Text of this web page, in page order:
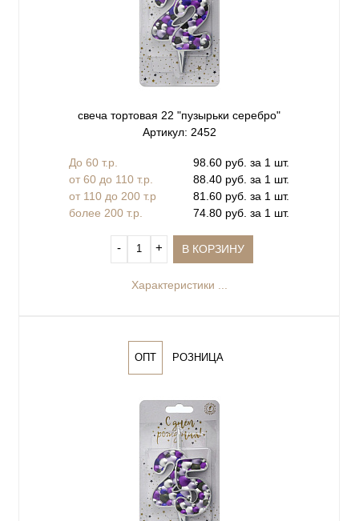
свеча тортовая 22 "пузырьки серебро"
Артикул: 2452
До 60 т.р.
98.60 руб. за 1 шт.
от 60 до 110 т.р.
88.40 руб. за 1 шт.
от 110 до 200 т.р
81.60 руб. за 1 шт.
более 200 т.р.
74.80 руб. за 1 шт.
‐ + В КОРЗИНУ
Характеристики ...
ОПТ РОЗНИЦА